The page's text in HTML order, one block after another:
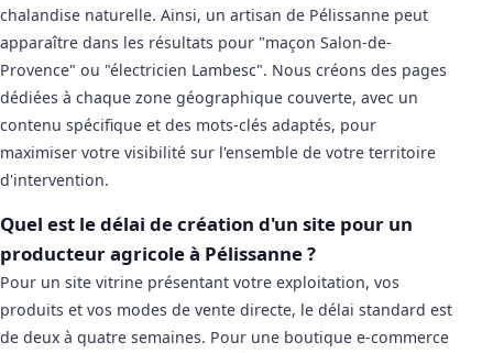
chalandise naturelle. Ainsi, un artisan de Pélissanne peut
apparaître dans les résultats pour "maçon Salon-de-
Provence" ou "électricien Lambesc". Nous créons des pages
dédiées à chaque zone géographique couverte, avec un
contenu spécifique et des mots-clés adaptés, pour
maximiser votre visibilité sur l'ensemble de votre territoire
d'intervention.
Quel est le délai de création d'un site pour un
producteur agricole à Pélissanne ?
Pour un site vitrine présentant votre exploitation, vos
produits et vos modes de vente directe, le délai standard est
de deux à quatre semaines. Pour une boutique e-commerce